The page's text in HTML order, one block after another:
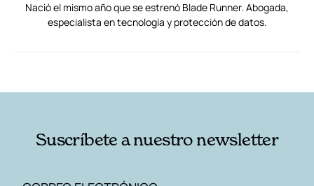
Nació el mismo año que se estrenó Blade Runner. Abogada,
especialista en tecnología y protección de datos.
Suscríbete a nuestro newsletter